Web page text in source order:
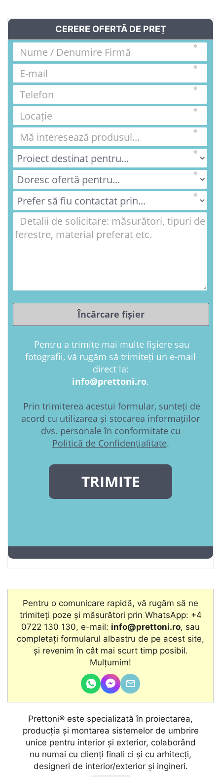
CERERE OFERTĂ DE PREȚ
Pentru o comunicare rapidă, vă rugăm să ne
trimiteți poze și măsurători prin WhatsApp: +4
0722 130 130, e-mail: info@prettoni.ro, sau
completați formularul albastru de pe acest site,
şi revenim în cât mai scurt timp posibil.
Mulțumim!
Prettoni® este specializată în proiectarea,
producţia și montarea sistemelor de umbrire
unice pentru interior și exterior, colaborând
nu numai cu clienţi finali ci și cu arhitecţi,
designeri de interior/exterior și ingineri.